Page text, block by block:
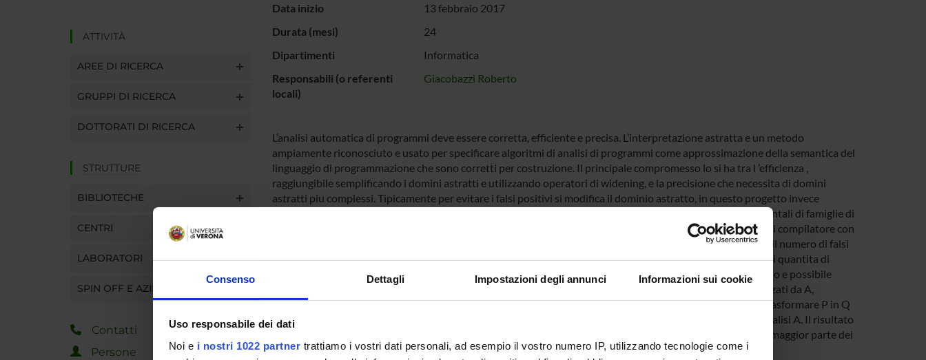
Consenso Dettagli Impostazioni degli annunci Informazioni sui cookie
Uso responsabile dei dati
Noi e i nostri 1022 partner trattiamo i vostri dati personali, ad esempio il vostro numero IP, utilizzando tecnologie come i
ATTIVITÀ
AREE DI RICERCA
GRUPPI DI RICERCA
DOTTORATI DI RICERCA
STRUTTURE
BIBLIOTECHE
CENTRI
LABORATORI
SPIN OFF E AZIENDE
Contatti
Persone
Data inizio
13 febbraio 2017
Durata (mesi)
24
Dipartimenti
Informatica
Responsabili (o referenti
locali)
Giacobazzi Roberto
L’analisi automatica di programmi deve essere corretta, efficiente e precisa. L’interpretazione astratta e un metodo
ampiamente riconosciuto e usato per specificare algoritmi di analisi di programmi come approssimazione della semantica del
linguaggio di programmazione che sono corretti per costruzione. Il principale compromesso lo si ha tra l ’efficienza ,
raggiungibile semplificando i domini astratti e utilizzando operatori di widening, e la precisione che necessita di domini
astratti piu complessi. Tipicamente per evitare i falsi positivi si modifica il dominio astratto, in questo progetto invece
proponiamo di modificare il codice rispetto ad un certo dominio astratto. Studieremo le proprieta fondamentali di famiglie di
programmi per cui una certa analisi e precisa (i.e., non ci sono falsi allarmi). Svilupperemo poi un prototipo di compilatore con
lo scopo di trasformare un programma P in un programma Q semanticamente equivalente e che minimizza il numero di falsi
allarmi per un certo dominio astratto A. Questo si ottiene sfruttando tecniche di machine learning su grandi quantita di
codice, dove programmi, incluso P, sono messi in relazione rispetto al loro grado di similarita. In questo modo e possibile
identificare in modo automatico frammenti di codice equivalenti a quelli utilizzati da P e che, quando analizzati da A,
producono un numero minore di falsi allarmi. Si dovranno poi sviluppare algoritmi di sintesi di codice per trasformare P in Q
in modo da tale che Q abbia una struttura che assomigli a quella dei frammenti di codice che migliorano l’analisi A. Il risultato
sara un prototipo di compilatore che dato un programma P e un’astrazione A rimuove automaticamente la maggior parte dei
falsi allarmi prodotti analizzano P sul dominio A.